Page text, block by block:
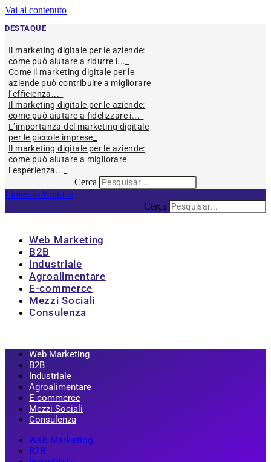
Vai al contenuto
DESTAQUE
Il marketing digitale per le aziende:
come può aiutare a ridurre i...
Come il marketing digitale per le
aziende può contribuire a migliorare
l’efficienza...
Il marketing digitale per le aziende:
come può aiutare a fidelizzare i...
L’importanza del marketing digitale
per le piccole imprese
Il marketing digitale per le aziende:
come può aiutare a migliorare
l’esperienza...
Cerca
Linkedin Youtube
Cerca
Web Marketing
B2B
Industriale
Agroalimentare
E-commerce
Mezzi Sociali
Consulenza
Web Marketing
B2B
Industriale
Agroalimentare
E-commerce
Mezzi Sociali
Consulenza
Web Marketing
B2B